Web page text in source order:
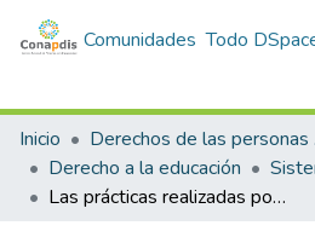
Comunidades Todo
Inicio
Derecho a la educación
Las prácticas realizadas por la Universidad de Costa Rica, para garantizar la educación superior de las personas con discapacidad = The practices the University of Costa Rica, to guarantee higher education for people with disabilities.